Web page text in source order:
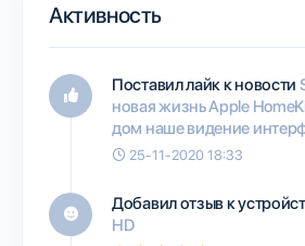
Активность
Поставил лайк к новости
новая жизнь Apple
дом наше видение
25-11-2020 18:33
Добавил отзыв к
HD